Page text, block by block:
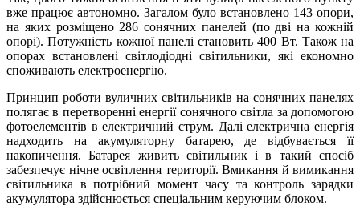
вже працює автономно. Загалом було встановлено 143 опори,
на яких розміщено 286 сонячних панелей (по дві на кожній
опорі). Потужність кожної панелі становить 400 Вт. Також на
опорах встановлені світлодіодні світильники, які економно
споживають електроенергію.
Принцип роботи вуличних світильників на сонячних панелях
полягає в перетворенні енергії сонячного світла за допомогою
фотоелементів в електричний струм. Далі електрична енергія
надходить на акумуляторну батарею, де відбувається її
накопичення. Батарея живить світильник і в такий спосіб
забезпечує нічне освітлення території. Вмикання й вимикання
світильника в потрібний момент часу та контроль зарядки
акумулятора здійснюється спеціальним керуючим блоком.